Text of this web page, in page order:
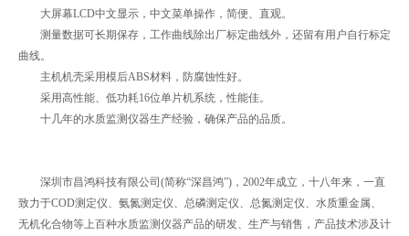
大屏幕LCD中文显示，中文菜单操作，简便、直观。
测量数据可长期保存，工作曲线除出厂标定曲线外，还留有用户自行标定
曲线。
主机机壳采用模后ABS材料，防腐蚀性好。
采用高性能、低功耗16位单片机系统，性能佳。
十几年的水质监测仪器生产经验，确保产品的品质。
深圳市昌鸿科技有限公司(简称“深昌鸿”)，2002年成立，十八年来，一直
致力于COD测定仪、氨氮测定仪、总磷测定仪、总氮测定仪、水质重金属、
无机化合物等上百种水质监测仪器产品的研发、生产与销售，产品技术涉及计